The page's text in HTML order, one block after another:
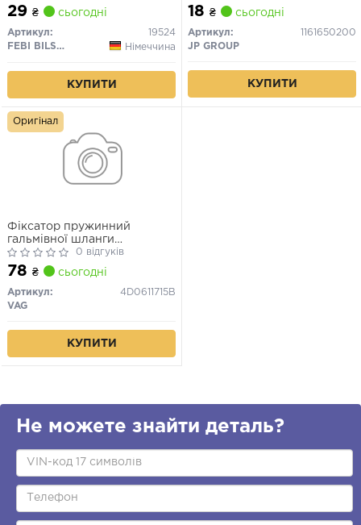
29 ₴ сьогодні
Артикул:
19524
FEBI BILSTEIN
Німеччина
КУПИТИ
68-
18 ₴ сьогодні
Артикул:
1161650200
JP GROUP
КУПИТИ
Фіксатор пружинний
гальмівної шланги
(4D0611715B) VAG
0 відгуків
78 ₴ сьогодні
Артикул:
4D0611715B
VAG
КУПИТИ
Оригінал
Не можете знайти деталь?